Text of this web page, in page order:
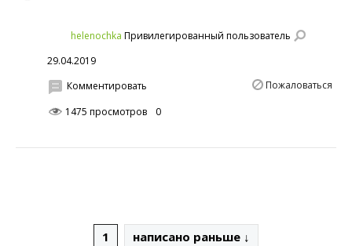
helenochka Привилегированный пользователь
29.04.2019
Пожаловаться
Комментировать
1475 просмотров
0
1 написано раньше ↓